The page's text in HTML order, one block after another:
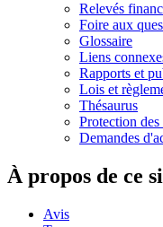
Relevés
Foire aux
Glossaire
Liens
Rapports et
Lois et
Thésaurus
Protection des
Demandes
À propos de ce
Avis